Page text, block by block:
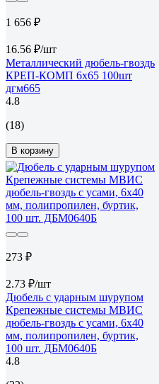
1 656 ₽
16.56 ₽/шт
Металлический дюбель-гвоздь
КРЕП-КОМП 6х65 100шт
дгм665
4.8
(18)
В корзину
273 ₽
2.73 ₽/шт
Дюбель с ударным шурупом
Крепежные системы МВИС
дюбель-гвоздь с усами, 6x40
мм, полипропилен, буртик,
100 шт. ДБМ0640Б
4.8